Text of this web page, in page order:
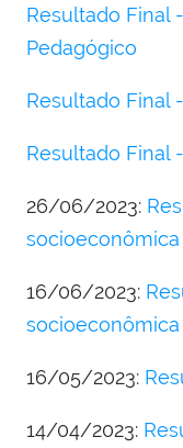
Resultado Final
Pedagógico
Resultado Final
Resultado Final
26/06/2023:
16/06/2023:
socioeconômica
16/05/2023:
14/04/2023: